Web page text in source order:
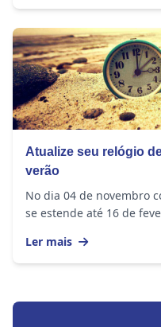
Atualize seu relógio
verão
No dia 04 de novembro
se estende até 16 de
Ler mais